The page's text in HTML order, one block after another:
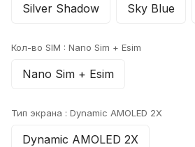
Silver Shadow Sky Blue
Кол-во SIM : Nano Sim + Esim
Nano Sim + Esim
Тип экрана : Dynamic AMOLED 2X
Dynamic AMOLED 2X